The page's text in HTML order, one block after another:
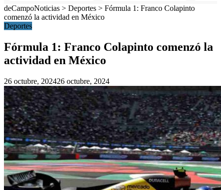
deCampoNoticias > Deportes > Fórmula 1: Franco Colapinto
comenzó la actividad en México
Deportes
Fórmula 1: Franco Colapinto comenzó la
actividad en México
26 octubre, 202426 octubre, 2024